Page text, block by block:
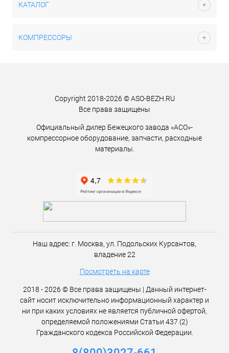
КАТАЛОГ
КОМПРЕССОРЫ
Copyright 2018-2026 © ASO-BEZH.RU
Все права защищены
Официальный дилер Бежецкого завода «АСО»-
компрессорное оборудование, запчасти, расходные
материалы.
Наш адрес: г. Москва, ул. Подольских Курсантов,
владение 22
Посмотреть на карте
2018 - 2026 © Все права защищены | Данный интернет-
сайт носит исключительно информационный характер и
ни при каких условиях не является публичной офертой,
определяемой положениями Статьи 437 (2)
Гражданского кодекса Российской Федерации.